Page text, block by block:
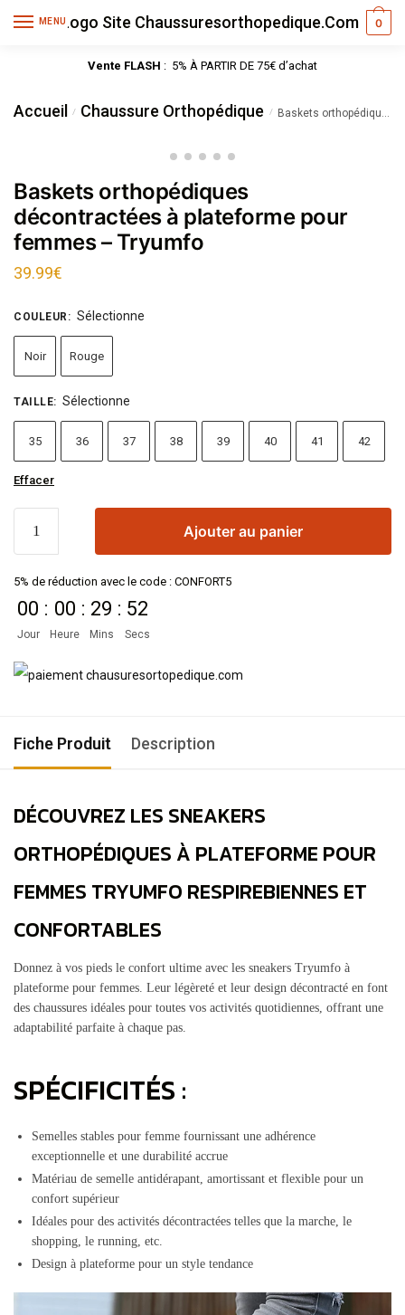
MENU 0
Vente FLASH : 5% À PARTIR DE 75€ d’achat
Accueil / Chaussure Orthopédique / Baskets orthopédiques décontractées à plateforme pour femmes – Tryumfo
Baskets orthopédiques
décontractées à plateforme pour
femmes – Tryumfo
39.99€
COULEUR : Sélectionne
Noir Rouge
TAILLE: Sélectionne
35 36 37 38 39 40 41 42
Effacer
Ajouter au panier
5% de réduction avec le code : CONFORT5
00
Jour
: 00
Heure
: 29
Mins
: 51
Secs
Fiche Produit Description
DÉCOUVREZ LES SNEAKERS
ORTHOPÉDIQUES À PLATEFORME POUR
FEMMES TRYUMFO RESPIREBIENNES ET
CONFORTABLES
Donnez à vos pieds le confort ultime avec les sneakers Tryumfo à
plateforme pour femmes. Leur légèreté et leur design décontracté en font
des chaussures idéales pour toutes vos activités quotidiennes, offrant une
adaptabilité parfaite à chaque pas.
SPÉCIFICITÉS :
Semelles stables pour femme fournissant une adhérence
exceptionnelle et une durabilité accrue
Matériau de semelle antidérapant, amortissant et flexible pour un
confort supérieur
Idéales pour des activités décontractées telles que la marche, le
shopping, le running, etc.
Design à plateforme pour un style tendance